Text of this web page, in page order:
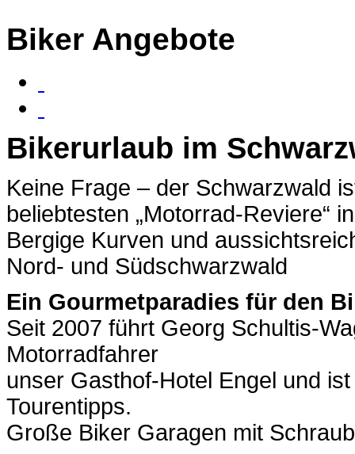
Biker Angebote
Bikerurlaub im
Keine Frage – der Schwarzwald
beliebtesten „Motorrad-Reviere“
Bergige Kurven und
Nord- und Südschwarzwald
Ein Gourmetparadies für den
Seit 2007 führt Georg Schultis-
Motorradfahrer
unser Gasthof-Hotel Engel und
Tourentipps.
Große Biker Garagen mit